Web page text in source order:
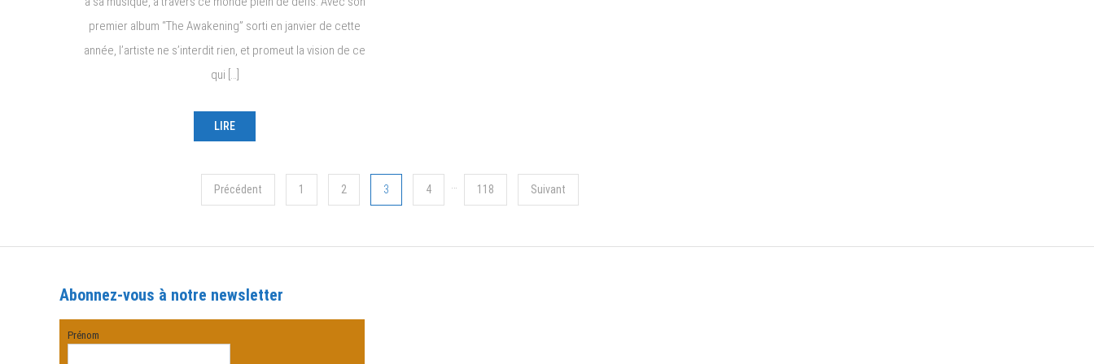
premier album “The Awakening” sorti en janvier de cette
année, l’artiste ne s’interdit rien, et promeut la vision de ce
qui […]
LIRE
Précédent 1 2 3 4 … 118 Suivant
Abonnez-vous à notre newsletter
Prénom